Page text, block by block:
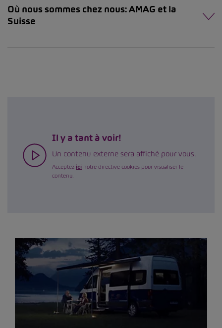
Où nous sommes chez nous: AMAG et la
Suisse
Il y a tant à voir!
Un contenu externe sera affiché pour vous.
Acceptez ici notre directive cookies pour visualiser le
contenu.